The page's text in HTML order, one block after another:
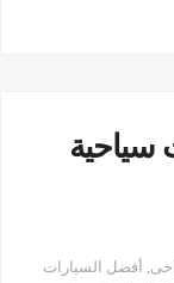
سياحية
, أفضل السيارات